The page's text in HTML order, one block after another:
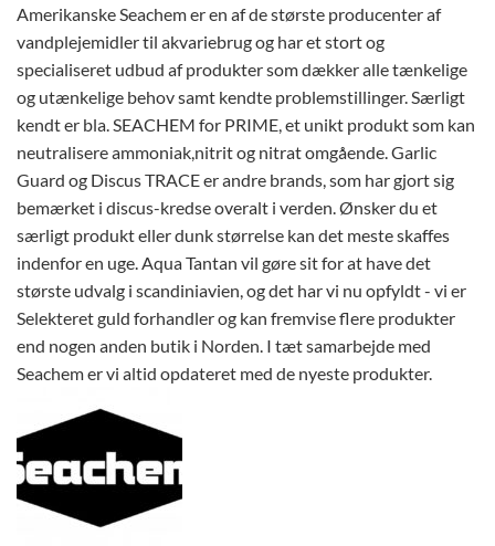
Amerikanske Seachem er en af de største producenter af
vandplejemidler til akvariebrug og har et stort og
specialiseret udbud af produkter som dækker alle tænkelige
og utænkelige behov samt kendte problemstillinger. Særligt
kendt er bla. SEACHEM for PRIME, et unikt produkt som kan
neutralisere ammoniak,nitrit og nitrat omgående. Garlic
Guard og Discus TRACE er andre brands, som har gjort sig
bemærket i discus-kredse overalt i verden. Ønsker du et
særligt produkt eller dunk størrelse kan det meste skaffes
indenfor en uge. Aqua Tantan vil gøre sit for at have det
største udvalg i scandiniavien, og det har vi nu opfyldt - vi er
Selekteret guld forhandler og kan fremvise flere produkter
end nogen anden butik i Norden. I tæt samarbejde med
Seachem er vi altid opdateret med de nyeste produkter.